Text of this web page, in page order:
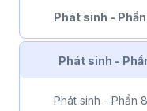
Phát sinh - Phần
Phát sinh -
Phát sinh - Phần 8